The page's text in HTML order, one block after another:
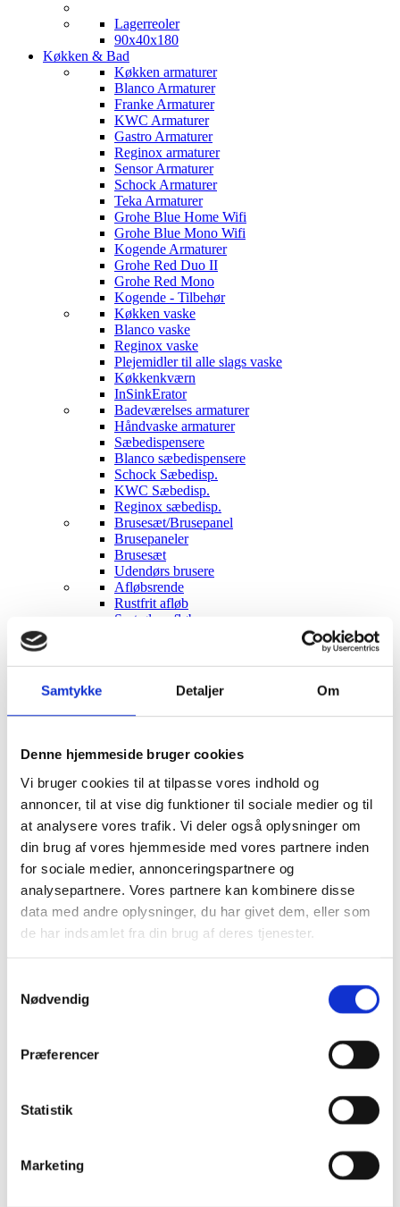
Samtykke Detaljer Om
Denne hjemmeside bruger cookies
Vi bruger cookies til at tilpasse vores indhold og
annoncer, til at vise dig funktioner til sociale medier og til
at analysere vores trafik. Vi deler også oplysninger om
din brug af vores hjemmeside med vores partnere inden
for sociale medier, annonceringspartnere og
analysepartnere. Vores partnere kan kombinere disse
data med andre oplysninger, du har givet dem, eller som
de har indsamlet fra din brug af deres tjenester.
Nødvendig
Præferencer
Statistik
Marketing
Lagerreoler
90x40x180
Køkken & Bad
Køkken armaturer
Blanco Armaturer
Franke Armaturer
KWC Armaturer
Gastro Armaturer
Reginox armaturer
Sensor Armaturer
Schock Armaturer
Teka Armaturer
Grohe Blue Home Wifi
Grohe Blue Mono Wifi
Kogende Armaturer
Grohe Red Duo II
Grohe Red Mono
Kogende - Tilbehør
Køkken vaske
Blanco vaske
Reginox vaske
Plejemidler til alle slags vaske
Køkkenkværn
InSinkErator
Badeværelses armaturer
Håndvaske armaturer
Sæbedispensere
Blanco sæbedispensere
Schock Sæbedisp.
KWC Sæbedisp.
Reginox sæbedisp.
Brusesæt/Brusepanel
Brusepaneler
Brusesæt
Udendørs brusere
Afløbsrende
Rustfrit afløb
Sort glas afløb
Pedal systemer
Haven
Udendørs indretning
Udendørs brusere
Solcelleanlæg
Luksus have Pavilloner
Tilbehør til luksus pavilloner
Havepavilloner
Art Deco Have pavilloner
Markiser
Hængekøjer
Parasoller
Stjernetelte
Redskabsskure
Rosenbuer
Plantiflex Drivhus
190 Serie
250 Serie